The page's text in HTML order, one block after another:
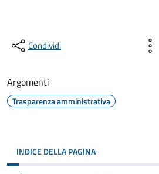
Condividi
Argomenti
Trasparenza amministrativa
INDICE DELLA PAGINA